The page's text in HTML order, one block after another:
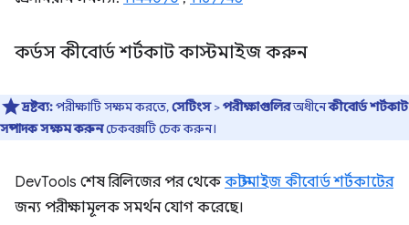
কর্ডস কীবোর্ড শর্টকাট কাস্টমাইজ করুন
দ্রষ্টব্য:পরীক্ষাটি সক্ষম করতে,সেটিংস>পরীক্ষাগুলিরঅধীনেকীবোর্ড শর্টকাট
সম্পাদক সক্ষম করুনচেকবক্সটি চেক করুন।
DevTools শেষ রিলিজের পর থেকেকাস্টমাইজ কীবোর্ড শর্টকাটের
জন্য পরীক্ষামূলক সমর্থন যোগ করেছে।